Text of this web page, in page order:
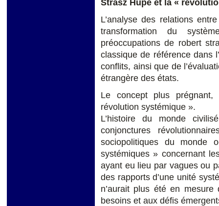
Strasz Hupe et la «
L’analyse des relations
transformation du
préoccupations de robert
classique de référence dans
conflits, ainsi que de
étrangère des états.
Le concept plus
révolution systémique ».
L’histoire du monde
conjonctures
sociopolitiques du monde
systémiques » concernant
ayant eu lieu par vagues ou
des rapports d’une unité
n’aurait plus été en
besoins et aux défis